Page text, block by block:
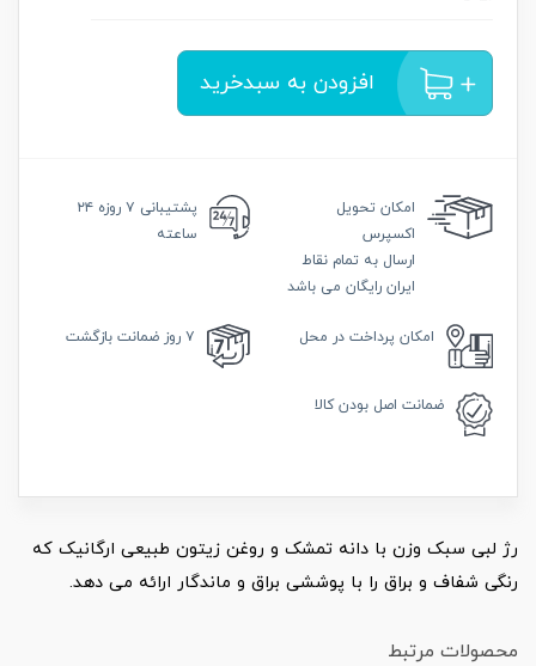
افزودن به سبدخرید
امکان تحویل
اکسپرس
ارسال به تمام نقاط
ایران رایگان می باشد
پشتیبانی
۷ روزه ۲۴
ساعته
امکان پرداخت در محل ۷ روز ضمانت بازگشت
ضمانت اصل بودن کالا
رژ لبی سبک وزن با دانه تمشک و روغن زیتون طبیعی ارگانیک که
رنگی شفاف و براق را با پوششی براق و ماندگار ارائه می دهد.
محصولات مرتبط